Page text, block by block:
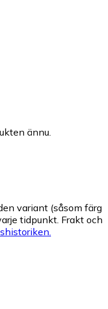
ännu.
variant (såsom färg
tidpunkt. Frakt och